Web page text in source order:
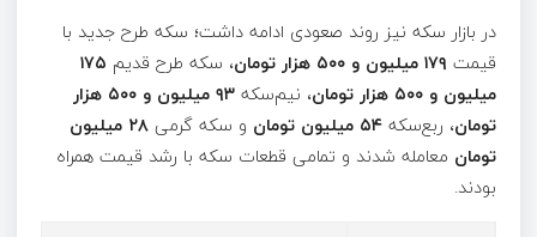
در بازار سکه نیز روند صعودی ادامه داشت؛ سکه طرح جدید با
قیمت ۱۷۹ میلیون و ۵۰۰ هزار تومان ، سکه طرح قدیم ۱۷۵
میلیون و ۵۰۰ هزار تومان
، نیم‌سکه
۹۳ میلیون و ۵۰۰ هزار
تومان، ربع‌سکه ۵۴ میلیون تومان و سکه گرمی
۲۸ میلیون
تومان معامله شدند و تمامی قطعات سکه با رشد قیمت همراه
بودند.